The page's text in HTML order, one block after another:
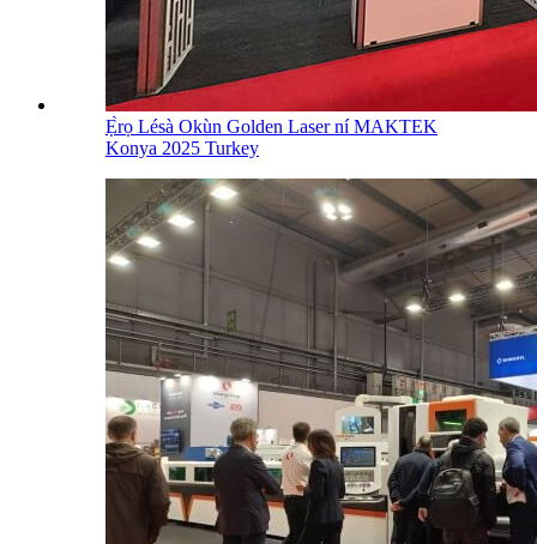
Ẹ̀rọ Lésà Okùn Golden Laser ní MAKTEK
Konya 2025 Turkey